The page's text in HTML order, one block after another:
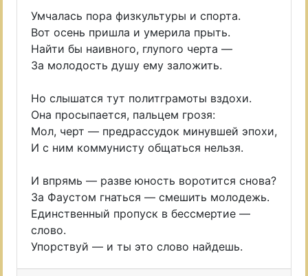
Умчалась пора физкультуры и спорта.
Вот осень пришла и умерила прыть.
Найти бы наивного, глупого черта —
За молодость душу ему заложить.
Но слышатся тут политграмоты вздохи.
Она просыпается, пальцем грозя:
Мол, черт — предрассудок минувшей эпохи,
И с ним коммунисту общаться нельзя.
И впрямь — разве юность воротится снова?
За Фаустом гнаться — смешить молодежь.
Единственный пропуск в бессмертие —
слово.
Упорствуй — и ты это слово найдешь.